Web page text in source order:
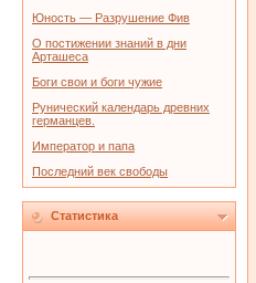
Юность — Разрушение Фив
О постижении знаний в дни
Арташеса
Боги свои и боги чужие
Рунический календарь древних
германцев.
Император и папа
Последний век свободы
Статистика